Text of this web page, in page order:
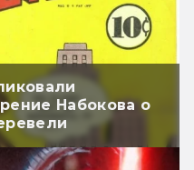
Набокова о